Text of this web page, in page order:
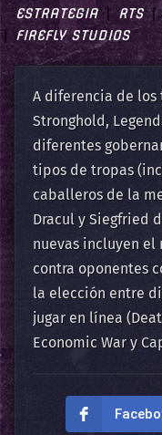
ESTRATEGIA RTS
FIREFLY STUDIOS
A diferencia de
Stronghold,
diferentes
tipos de tropas
caballeros de la
Dracul y Siegfried
nuevas incluyen
contra oponentes
la elección entre
jugar en línea
Economic War y